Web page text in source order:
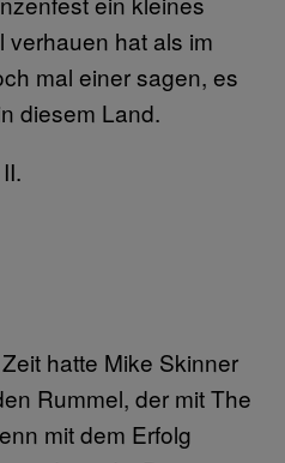
verhauen hat als im
mal einer sagen, es
diesem Land.
hatte Mike Skinner
Rummel, der mit The
mit dem Erfolg